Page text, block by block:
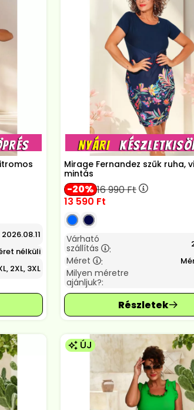
2026.08.11
nélküli
2XL, 3XL
Mirage Fernandez szűk ruha,
mintás
20 16 990Ft
13 590 Ft
Várható
szállítás
:
Méret :
Milyen méretre
ajánljuk?:
ÚJ